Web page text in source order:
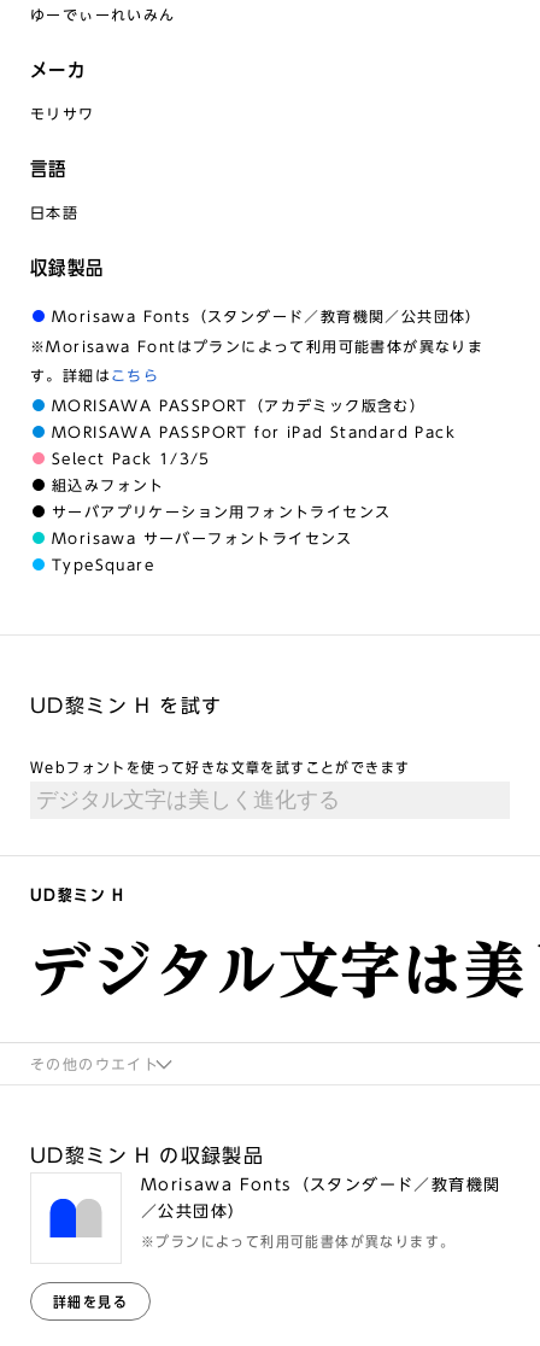
ゆーでぃーれいみん
メーカ
モリサワ
言語
日本語
収録製品
Morisawa Fonts（スタンダード／教育機関／公共団体）
※Morisawa Fontはプランによって利用可能書体が異なりま
す。詳細は こちら
MORISAWA PASSPORT（アカデミック版含む）
MORISAWA PASSPORT for iPad Standard Pack
Select Pack 1/3/5
組込みフォント
サーバアプリケーション用フォントライセンス
Morisawa サーバーフォントライセンス
TypeSquare
UD黎ミン H を試す
Webフォントを使って好きな文章を試すことができます
UD黎ミン H
デジタル文字は
その他のウエイト
UD黎ミン H の収録製品
Morisawa Fonts（スタンダード／教育機関
／公共団体）
※プランによって利用可能書体が異なります。
詳細を見る